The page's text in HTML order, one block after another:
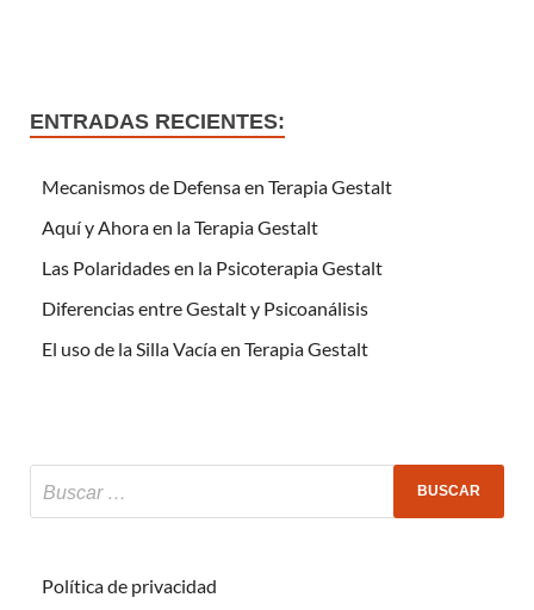
ENTRADAS RECIENTES:
Mecanismos de Defensa en Terapia Gestalt
Aquí y Ahora en la Terapia Gestalt
Las Polaridades en la Psicoterapia Gestalt
Diferencias entre Gestalt y Psicoanálisis
El uso de la Silla Vacía en Terapia Gestalt
Política de privacidad